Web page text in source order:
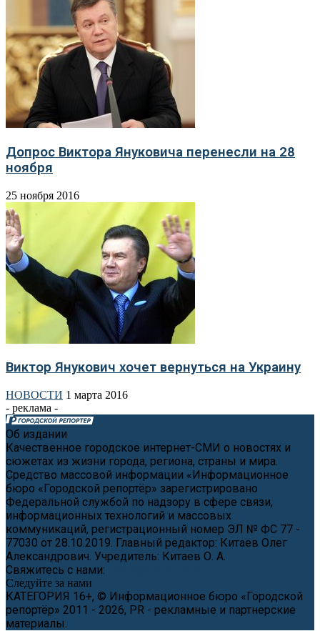
Допрос Виктора Януковича перенесли на 28
ноября
25 ноября 2016
Виктор Янукович хочет вернуться на Украину
НОВОСТИ 1 марта 2016
- реклама -
Об издании
Качественное городское интернет-СМИ о новостях и
сюжетах из жизни города, региона, страны и мира.
Средство массовой информации «Информационное
бюро «Городской репортёр» зарегистрировано
Федеральной службой по надзору в сфере связи,
информационных технологий и массовых
коммуникаций, регистрационный номер ЭЛ № ФС 77 -
77030 от 28.10.2019. Главный редактор: Китаев Олег
Александрович. Учредитель: Китаев О. А.
Свяжитесь с нами:
Следуйте за нами
КАТЕГОРИЯ 16+, © Информационное бюро «Городской
репортёр» 2011 - 2026, PR - рекламные и партнерские
материалы.